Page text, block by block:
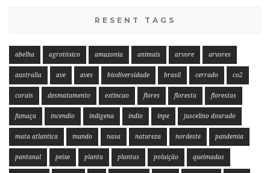
RESENT TAGS
abelha agrotóxico amazonia animais arvore arvores
australia ave aves biodiversidade brasil cerrado co2
corais desmatamento extincao flores floresta florestas
fumaça incendio indigena indio inpe juscelino dourado
mata atlantica mundo nasa natureza nordeste pandemia
pantanal peixe planta plantas poluição queimadas